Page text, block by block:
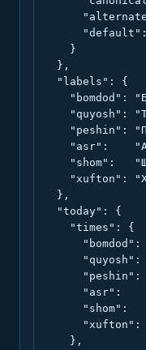
    }
  },
  "labels": {
"bomdod":
"quyosh":
"peshin":
"asr":
"shom":
"xufton":
  },
  "today": {
    "times": {
"bomdod":
"quyosh":
"peshin":
"asr":
"shom":
"xufton":
    },